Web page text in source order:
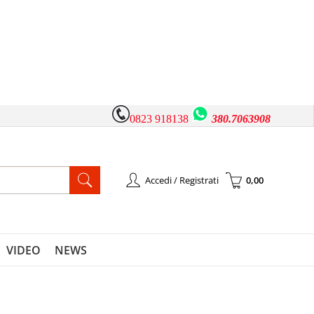
0823 918138 380.7063908
Accedi / Registrati
password e poi
"Accedi"
0,00
VIDEO NEWS